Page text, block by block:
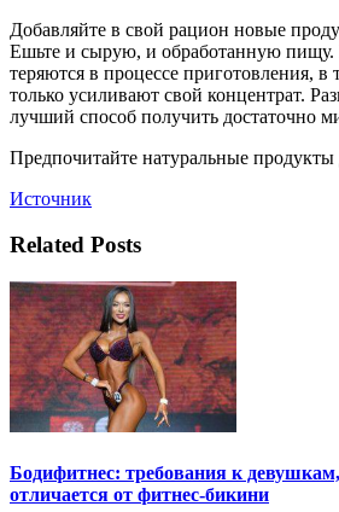
Добавляйте в свой рацион новые
Ешьте и сырую, и обработанную пищу.
теряются в процессе приготовления, в
только усиливают свой концентрат.
лучший способ получить достаточно
Предпочитайте натуральные продукты
Источник
Related Posts
Бодифитнес: требования к
отличается от фитнес-бикини